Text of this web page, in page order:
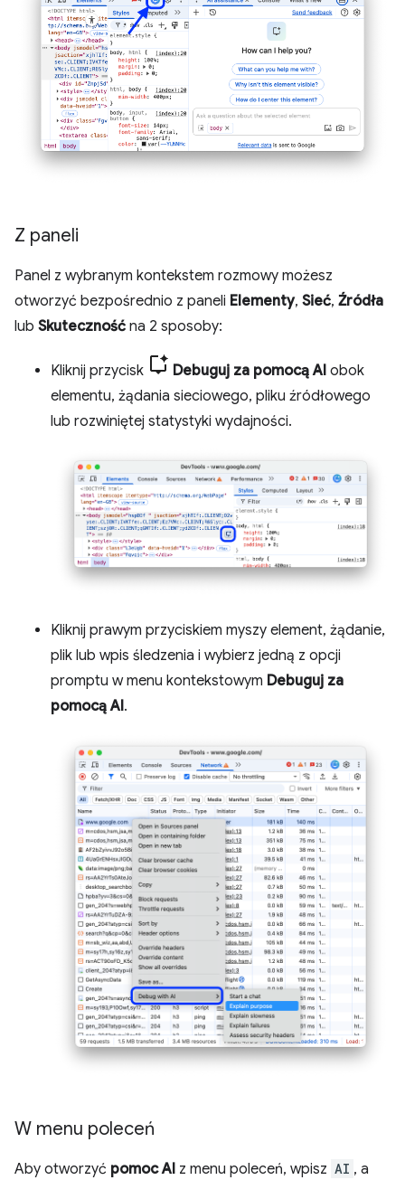
Z paneli
Panel z wybranym kontekstem rozmowy możesz
otworzyć bezpośrednio z paneli Elementy, Sieć, Źródła
lub Skuteczność na 2 sposoby:
Kliknij przycisk Debuguj za pomocą AI obok
elementu, żądania sieciowego, pliku źródłowego
lub rozwiniętej statystyki wydajności.
Kliknij prawym przyciskiem myszy element, żądanie,
plik lub wpis śledzenia i wybierz jedną z opcji
promptu w menu kontekstowym Debuguj za
pomocą AI.
W menu poleceń
Aby otworzyć pomoc AI z menu poleceń, wpisz AI , a